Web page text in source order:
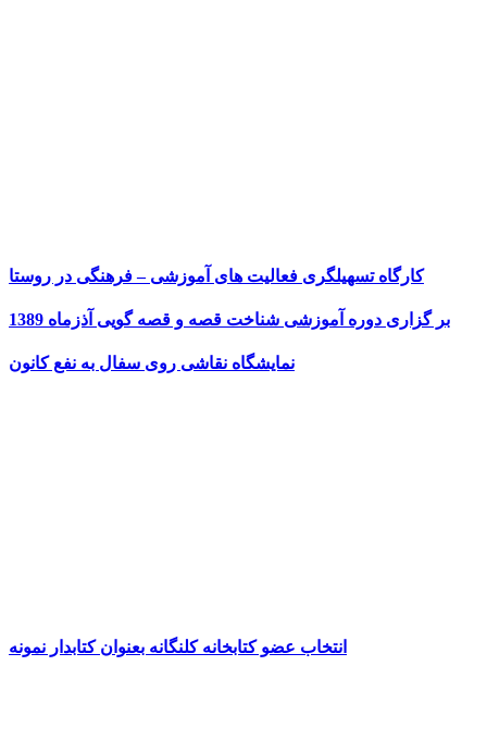
کارگاه تسهیلگری فعالیت های آموزشی – فرهنگی در روستا
بر گزاری دوره آموزشی شناخت قصه و قصه گویی آذزماه 1389
نمایشگاه نقاشی روی سفال به نفع کانون
انتخاب عضو کتابخانه کلنگانه بعنوان کتابدار نمونه